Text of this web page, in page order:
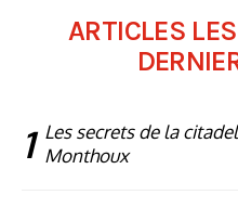
ARTICLES
1 Les secrets de la
Monthoux